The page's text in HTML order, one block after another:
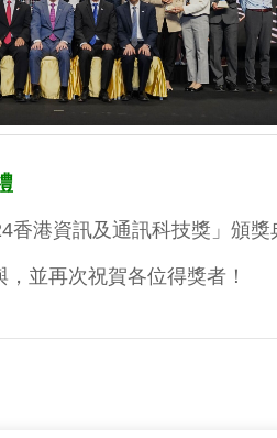
港資訊及通訊科技獎」頒
並再次祝賀各位得獎者！